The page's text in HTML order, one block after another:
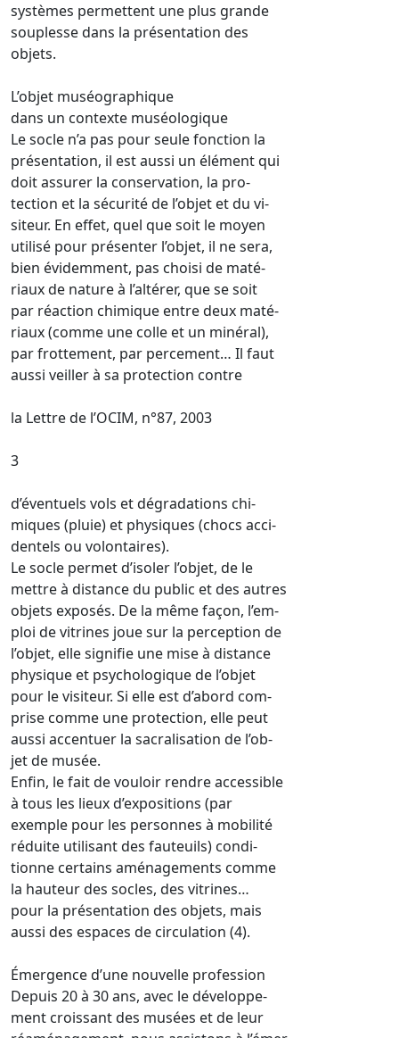
systèmes permettent une plus grande
souplesse dans la présentation des
objets.
L’objet muséographique
dans un contexte muséologique
Le socle n’a pas pour seule fonction la
présentation, il est aussi un élément qui
doit assurer la conservation, la pro-
tection et la sécurité de l’objet et du vi-
siteur. En effet, quel que soit le moyen
utilisé pour présenter l’objet, il ne sera,
bien évidemment, pas choisi de maté-
riaux de nature à l’altérer, que se soit
par réaction chimique entre deux maté-
riaux (comme une colle et un minéral),
par frottement, par percement… Il faut
aussi veiller à sa protection contre
la Lettre de l’OCIM, n°87, 2003
3
d’éventuels vols et dégradations chi-
miques (pluie) et physiques (chocs acci-
dentels ou volontaires).
Le socle permet d’isoler l’objet, de le
mettre à distance du public et des autres
objets exposés. De la même façon, l’em-
ploi de vitrines joue sur la perception de
l’objet, elle signifie une mise à distance
physique et psychologique de l’objet
pour le visiteur. Si elle est d’abord com-
prise comme une protection, elle peut
aussi accentuer la sacralisation de l’ob-
jet de musée.
Enfin, le fait de vouloir rendre accessible
à tous les lieux d’expositions (par
exemple pour les personnes à mobilité
réduite utilisant des fauteuils) condi-
tionne certains aménagements comme
la hauteur des socles, des vitrines…
pour la présentation des objets, mais
aussi des espaces de circulation (4).
Émergence d’une nouvelle profession
Depuis 20 à 30 ans, avec le développe-
ment croissant des musées et de leur